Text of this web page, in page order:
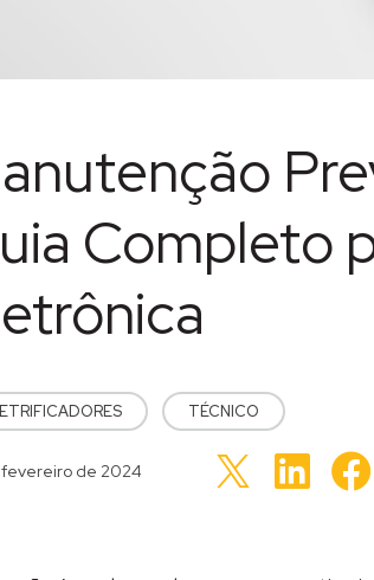
Completo
IN
TÉCNICO
em de 2024 Clique
compartilhar
Clique
para